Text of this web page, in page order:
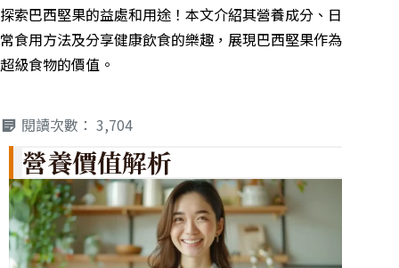
探索巴西堅果的益處和用途！本文介紹其營養成分、日
常食用方法及分享健康飲食的樂趣，展現巴西堅果作為
超級食物的價值。
閱讀次數： 3,704
營養價值解析